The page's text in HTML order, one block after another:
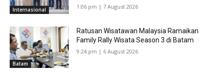
Internasional 1:06 pm | 7 August 2026
Batam
Ratusan Wisatawan Malaysia Ramaikan
Family Rally Wisata Season 3 di Batam
9:24 pm | 6 August 2026